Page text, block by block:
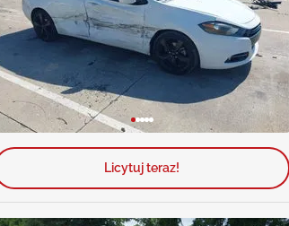
Licytuj teraz!